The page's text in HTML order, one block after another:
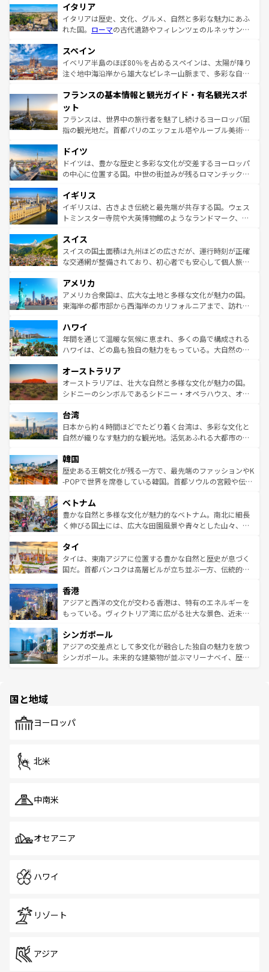
イタリア
イタリアは歴史、文化、グルメ、自然と多彩な魅力にあふ
れた国。 ローマの古代遺跡やフィレンツェのルネッサンス
ろん、トスカーナの美しい田園風景やアマルフィ海岸の絶
景など、自然景観も見逃せない。観光の合間には、本場の
ピザやパスタなど、絶品のイタリア料理を堪能することも
ませてくれるイタリアで、忘れられない旅をしてみよう！
なお、新着のイタリア情報は
しい。
スペイン
イベリア半島のほぼ80％を占めるスペインは、太陽が降り
注ぐ地中海沿岸から雄大なピレネー山脈まで、多彩な自然
文化が根付くこの国では、情熱的なフラメンコ、熱気あふ
れる闘牛、そして美味しいタパスが生活の一部となってい
る。首都マドリードの洗練された雰囲気や、バルセロナの
アートに溢れた街角から、地方では古代ローマ遺跡や中世
せる。地方によって風土や気候が異なるスペインはその個
性で訪れる人を魅了する。 なお、新着のスペイン情報は コ
ンテンツ一覧を参照してほしい。
フランスの基本情報と観光ガイド・有名観光スポ
ット
フランスは、世界中の旅行者を魅了し続けるヨーロッパ屈
指の観光地だ。首都パリのエッフェル塔やルーブル美術館
で、幅広い魅力が詰まっている。華麗な宮殿、歴史的な大
聖堂、美しいビーチ、そして豊かな自然が、訪れる者を心
から魅了する。また、フランスは美食の国としても知ら
いる。シャンパンの発祥地であるランス、プロヴァンスの
香り高いラベンダー畑など、多彩な楽しみ方が可能だ。さ
らに、パリ以外の地域にも魅力が溢れており、どの街角に
れる地方に足を運ぶとそれぞれで全く異なる文化を体験で
きるだろう。 なお、新着のフランス情報はコンテンツ一覧
を参照してほしい。
ドイツ
ドイツは、豊かな歴史と多彩な文化が交差するヨーロッパ
の中心に位置する国。中世の街並みが残るロマンチック街
顔を持つこの国は、どこを歩いても飽きることがない。ベ
ルリンの文化的活気、バイエルン州のアルプスの絶景、そ
してライン川沿いのワイン畑といった風景は必見。ビール
は、お酒好きな人にはぜひ体験してほしい。 なお、新着の
ドイツ情報はコンテンツ一覧を参照してほしい。
イギリス
イギリスは、古きよき伝統と最先端が共存する国。ウェス
トミンスター寺院や大英博物館のようなランドマーク、歴
リアごとに異なる魅力がある。また、優雅なアフタヌーン
ティー、ビール好きにはたまらない英国パブ、サッカー観
戦など、本場だからこそできる体験も豊富。イギリスを旅
ンツ一覧を参照してほしい。
スイス
スイスの国土面積は九州ほどの広さだが、運行時刻が正確
な交通網が整備されており、初心者でも安心して個人旅行
の建物がそのまま残る町や、スイスならではのユニークな
博物館もあり、アルプス観光だけでなく町歩きも満喫する
ことができる。国民の所得が高いため物価も高いが、旅行
ば市内交通費無料で観光を楽しむこともできる。 なお、新
着のスイス情報はコンテンツ一覧 を参照してほしい。
アメリカ
アメリカ合衆国は、広大な土地と多様な文化が魅力の国。
東海岸の都市部から西海岸のカリフォルニアまで、訪れる
のような巨大都市は、観光、ショッピング、エンターテイ
ンメントが詰まった刺激的なスポットだ。一方、アメリカ
西部には大自然が広がり、グランドキャニオンやイエロー
部のニューオーリンズでは、音楽と美食が融合した独特の
文化が魅力。旅行者はアメリカの各地域で異なる魅力を楽
しみながら、その多様性と豊かな歴史を感じることができ
ならではの贅沢な旅のスタイルだ。 なお、新着のアメリカ
情報はコンテンツ一覧を参照してほしい。
ハワイ
年間を通じて温暖な気候に恵まれ、多くの島で構成される
ハワイは、どの島も独自の魅力をもっている。大自然の神
ワイ島は見逃せない。また、定番の観光地といえばオアフ
島だが、静かな自然を求めるならマウイ島やカウアイ島が
おすすめ。エメラルドグリーンに輝く海をはじめ、豊かな
れるおもてなしの心で訪れる人々を迎えてくれるハワイの
人々、おいしいローカルフードやハワイアンミュージッ
ク、伝統的なフラダンスなど、すべてがハワイの魅力を彩
ワイを、存分に味わってほしい。 なお、新着のハワイ情報
はコンテンツ一覧を参照してほしい。
オーストラリア
オーストラリアは、壮大な自然と多様な文化が魅力の国。
シドニーのシンボルであるシドニー・オペラハウス、オー
リアリーフや大陸中央部にそびえるウルル（エアーズロッ
ク）、タスマニアの美しい原生林やケアンズの熱帯雨林な
ど、見どころがたくさん。また、カフェやワイン、オージ
いる。アクティビティも充実しており、サーフィンやダイ
ビング、ハイキングなど、アウトドア好きにはたまらな
い。オーストラリアの多彩な魅力を存分に味わいつくそ
参照してほしい。
台湾
日本から約４時間ほどでたどり着く台湾は、多彩な文化と
自然が織りなす魅力的な観光地。活気あふれる大都市の台
ン）、静ひつな山岳地帯である台湾東部など、都市の喧騒
と山間の静けさが共存しており、訪れる人に新しい発見と
驚きをもたらしてくれる。また、奥深い台湾の食文化も魅
容にもいいと評判のスイーツなど、バラエティ豊かな料理
が味わえる。 なお、新着の台湾情報は コンテンツ一覧を参
照してほしい。
韓国
歴史ある王朝文化が残る一方で、最先端のファッションやK
-POPで世界を席巻している韓国。首都ソウルの宮殿や伝統
き、地方に足を延ばせば四季折々の自然美を楽しむことが
できる。そして、キムチや焼肉、絶品のストリートフード
まで、さまざまな韓国料理が待っている。夜には、韓国な
リティに包まれながら、韓国の多彩な魅力を心ゆくまで味
わってみてほしい。 なお、新着の韓国情報はコンテンツ一
覧を参照してほしい。
ベトナム
豊かな自然と多様な文化が魅力的なベトナム。南北に細長
く伸びる国土には、広大な田園風景や青々とした山々、世
急速な発展と共に伝統が息づく。ハノイの古い町並みやホ
ーチミン市のフランス統治時代の建物も、独特の雰囲気を
醸し出している。また、バラエティの豊かさとおいしさで
とつ。フォーやバインミー、ベトナムコーヒーなどは、ぜ
ひ現地で味わいたい。どの地域を訪れてもあたたかい人々
が旅行者を迎えてくれるので、きっと忘れられない旅にな
参照してほしい。
タイ
タイは、東南アジアに位置する豊かな自然と歴史が息づく
国だ。首都バンコクは高層ビルが立ち並ぶ一方、伝統的な
の活気が交差している。北部ではチェンマイなどの山岳地
帯で自然と触れ合い、南部ではプーケットやクラビの美し
いビーチでリゾート気分を楽しむことができる。タイ料理
激する。気候は一年中温暖で、どの季節にも異なる楽しみ
が待っている。親しみやすいタイの人々、仏教を中心とし
た文化、そして多様な観光資源が、訪れる旅人を魅了し続
香港
アジアと西洋の文化が交わる香港は、特有のエネルギーを
もっている。ヴィクトリア湾に広がる壮大な景色、近未来
み、どこを訪れても感動するはず。観光スポットが密集し
ており、効率よく見どころを回れるのも魅力。息をのむよ
うな絶景から文化的な体験まで、香港を存分に楽しみ尽く
シンガポール
アジアの交差点として多文化が融合した独自の魅力を放つ
シンガポール。未来的な建築物が並ぶマリーナベイ、歴史
で、ホーカーズは地元の風情を楽しめる外せないスポット
国と地域
ヨーロッパ
北米
中南米
オセアニア
ハワイ
リゾート
アジア